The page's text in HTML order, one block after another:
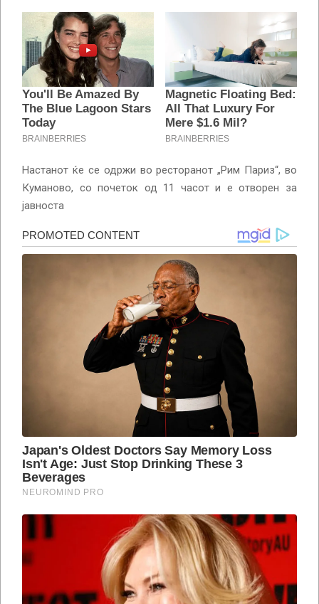
Настанот ќе се одржи во ресторанот „Рим Париз“, во
Куманово, со почеток од 11 часот и е отворен за
јавноста